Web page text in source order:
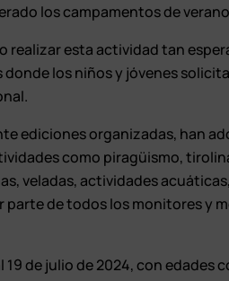
los campamentos de
realizar esta actividad tan
los niños y jóvenes
ediciones organizadas, han
como piragüismo,
veladas, actividades
de todos los monitores y
19 de julio de 2024, con edades